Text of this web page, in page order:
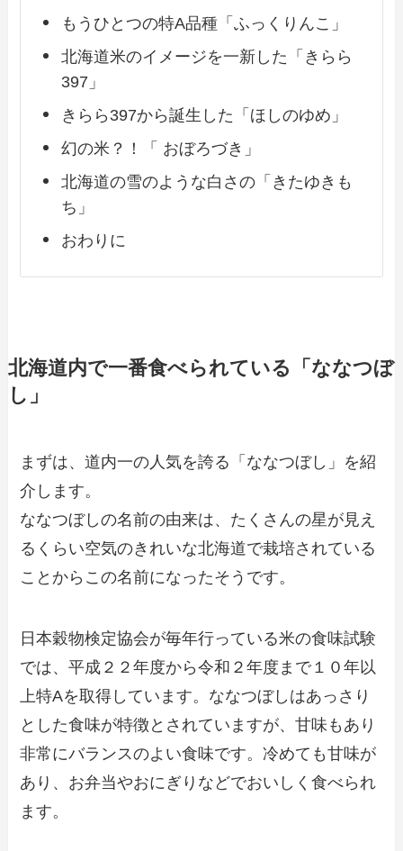
もうひとつの特A品種「ふっくりんこ」
北海道米のイメージを一新した「きらら
397」
きらら397から誕生した「ほしのゆめ」
幻の米？！「 おぼろづき」
北海道の雪のような白さの「きたゆきも
ち」
おわりに
北海道内で一番食べられている「ななつぼ
し」
まずは、道内一の人気を誇る「ななつぼし」を紹
介します。
ななつぼしの名前の由来は、たくさんの星が見え
るくらい空気のきれいな北海道で栽培されている
ことからこの名前になったそうです。
日本穀物検定協会が毎年行っている米の食味試験
では、平成２２年度から令和２年度まで１０年以
上特Aを取得しています。ななつぼしはあっさり
とした食味が特徴とされていますが、甘味もあり
非常にバランスのよい食味です。冷めても甘味が
あり、お弁当やおにぎりなどでおいしく食べられ
ます。